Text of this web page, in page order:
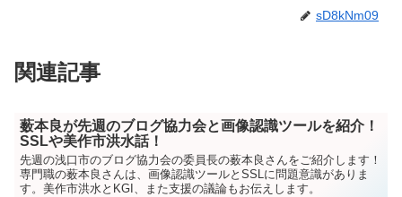
sD8kNm09
関連記事
薮本良が先週のブログ協力会と画像認識ツールを紹介！
SSLや美作市洪水話！
先週の浅口市のブログ協力会の委員長の薮本良さんをご紹介します！
専門職の薮本良さんは、画像認識ツールとSSLに問題意識がありま
す。美作市洪水とKGI、また支援の議論もお伝えします。